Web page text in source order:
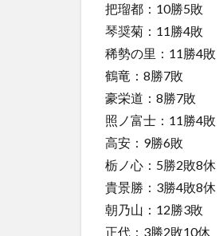
把瑠都：10勝5敗
琴奨菊：11勝4敗
稀勢の里：11勝4敗
鶴竜：8勝7敗
豪栄道：8勝7敗
照ノ富士：11勝4敗
高安：9勝6敗
栃ノ心：5勝2敗8休
貴景勝：3勝4敗8休
朝乃山：12勝3敗
正代：3勝2敗10休